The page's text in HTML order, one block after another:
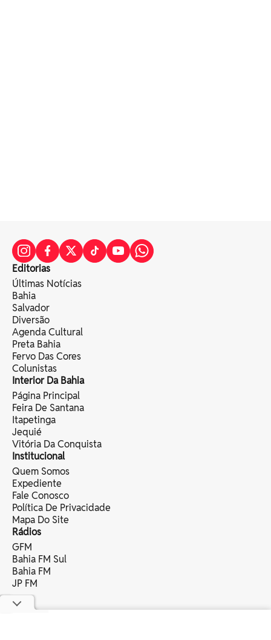
Editorias
Últimas Notícias
Bahia
Salvador
Diversão
Agenda Cultural
Preta Bahia
Fervo Das Cores
Colunistas
Interior Da Bahia
Página Principal
Feira De Santana
Itapetinga
Jequié
Vitória Da Conquista
Institucional
Quem Somos
Expediente
Fale Conosco
Política De Privacidade
Mapa Do Site
Rádios
GFM
Bahia FM Sul
Bahia FM
JP FM